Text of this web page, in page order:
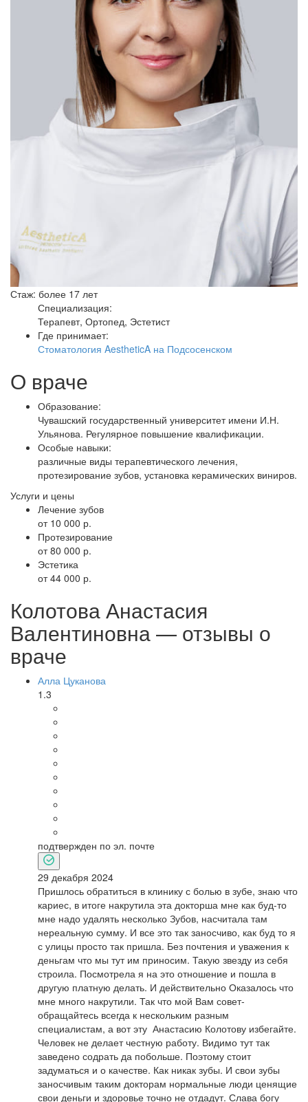
Стаж: более 17 лет
Специализация:
Терапевт, Ортопед, Эстетист
Где принимает:
Стоматология AestheticA на Подсосенском
О враче
Образование:
Чувашский государственный университет имени И.Н.
Ульянова. Регулярное повышение квалификации.
Особые навыки:
различные виды терапевтического лечения,
протезирование зубов, установка керамических виниров.
Услуги и цены
Лечение зубов
от 10 000 р.
Протезирование
от 80 000 р.
Эстетика
от 44 000 р.
Колотова Анастасия
Валентиновна — отзывы о
враче
Алла Цуканова
1.3
подтвержден по эл. почте
29 декабря 2024
Пришлось обратиться в клинику с болью в зубе, знаю что
кариес, в итоге накрутила эта докторша мне как буд-то
мне надо удалять несколько Зубов, насчитала там
нереальную сумму. И все это так заносчиво, как буд то я
с улицы просто так пришла. Без почтения и уважения к
деньгам что мы тут им приносим. Такую звезду из себя
строила. Посмотрела я на это отношение и пошла в
другую платную делать. И действительно Оказалось что
мне много накрутили. Так что мой Вам совет-
обращайтесь всегда к нескольким разным
специалистам, а вот эту Анастасию Колотову избегайте.
Человек не делает честную работу. Видимо тут так
заведено содрать да побольше. Поэтому стоит
задуматься и о качестве. Как никак зубы. И свои зубы
заносчивым таким докторам нормальные люди ценящие
свои деньги и здоровье точно не отдадут. Слава богу